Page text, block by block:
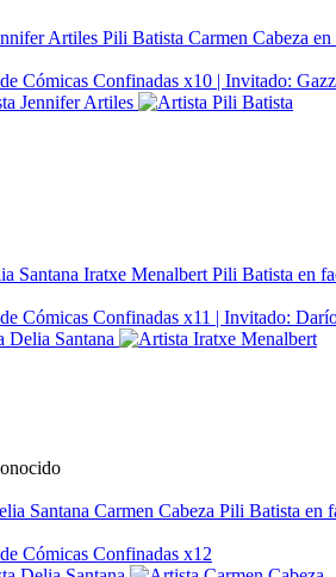
Cómicas Confinadas x10 | Invitado: Gazz
Cómicas Confinadas x11 | Invitado:
Cómicas Confinadas x12